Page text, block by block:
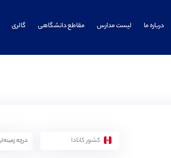
درباره ما لیست مدارس مقاطع دانشگاهی گالری
کشور کانادا